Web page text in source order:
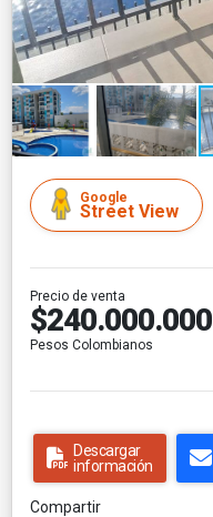
Google
Street View
Precio de venta
$240.000.000
Pesos Colombianos
Descargar
información
Compartir